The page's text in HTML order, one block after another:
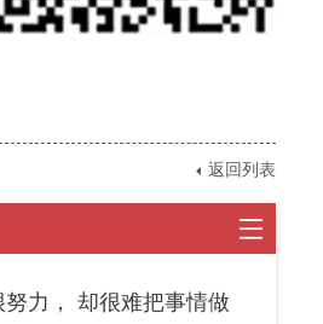
返回列表
力， 却很难把事情做